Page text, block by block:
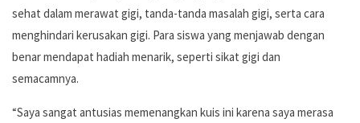
sehat dalam merawat gigi, tanda-tanda masalah gigi, serta cara
menghindari kerusakan gigi. Para siswa yang menjawab dengan
benar mendapat hadiah menarik, seperti sikat gigi dan
semacamnya.
“Saya sangat antusias memenangkan kuis ini karena saya merasa